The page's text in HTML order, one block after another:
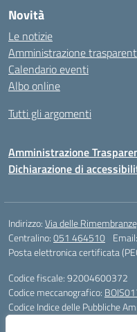
Novità
Le notizie
Amministrazione
Calendario eventi
Albo online
Tutti gli argomenti
Amministrazione
Dichiarazione di
Indirizzo:Via delle
Centralino:051 464510 Email:
Posta elettronica certificata
Codice fiscale: 92004600372
Codice meccanografico:
Codice Indice delle Pubbliche